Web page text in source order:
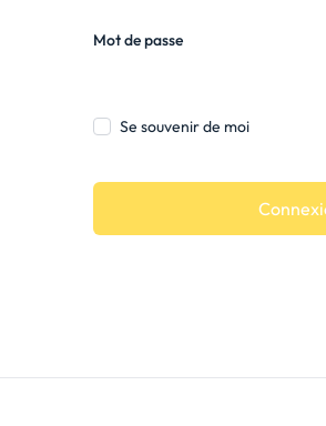
Mot de passe
Se souvenir de moi